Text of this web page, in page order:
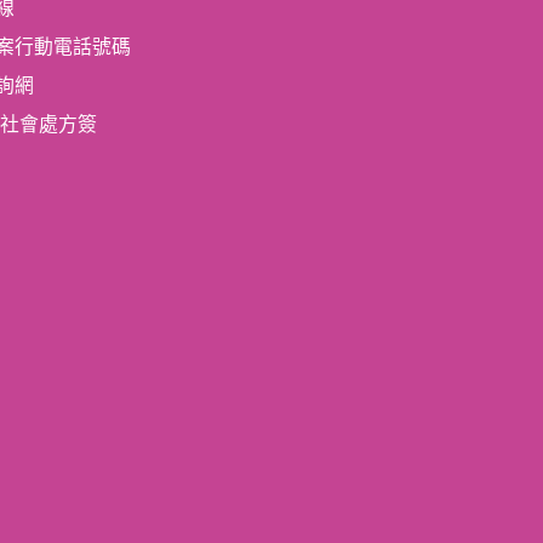
行動電話號碼
網
會處方簽